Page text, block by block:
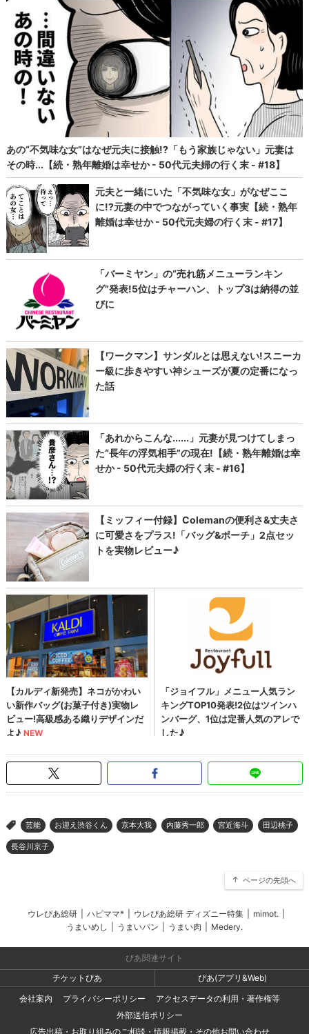
> 芸能 お迎え渋谷くん 京本大我 内藤秀一郎 宮近海斗 田辺桃子
長谷川京子
ページの先頭へ
ウレぴあ総研 ハピママ* ウレぴあ総研 ディズニー特集 mimot.
うまいめし
うまいパン うまい肉 Medery.
ぴあ関連サイト
チケットぴあ
ぴあ(アプリ&Web)
会社案内
プライバシーポリシー
アクセスデータの利用・著作権等
外部送信ポリシー
広告出稿・お取り組みのご相談・情報掲載・その他お問い合わせ